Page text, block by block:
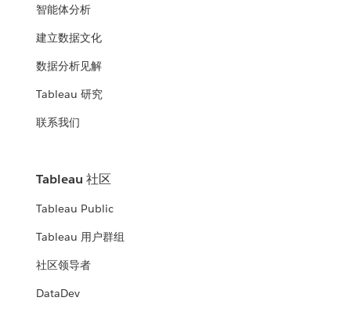
智能体分析
建立数据文化
数据分析见解
Tableau 研究
联系我们
Tableau 社区
Tableau Public
Tableau 用户群组
社区领导者
DataDev